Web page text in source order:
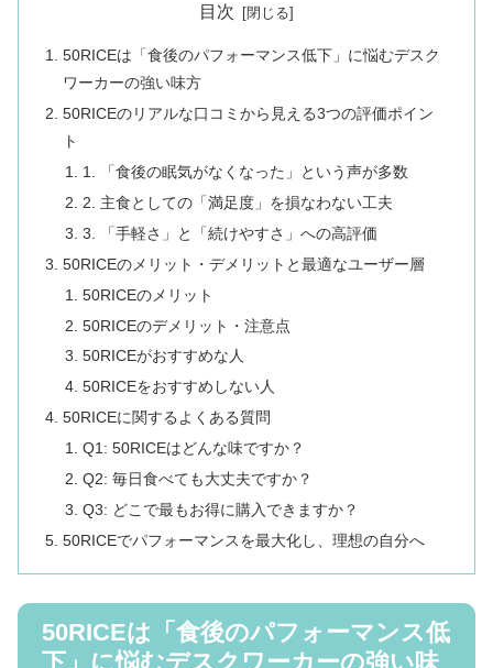
目次
50RICEは「食後のパフォーマンス低下」に悩むデスク
ワーカーの強い味方
50RICEのリアルな口コミから見える3つの評価ポイン
ト
1. 「食後の眠気がなくなった」という声が多数
2. 主食としての「満足度」を損なわない工夫
3. 「手軽さ」と「続けやすさ」への高評価
50RICEのメリット・デメリットと最適なユーザー層
50RICEのメリット
50RICEのデメリット・注意点
50RICEがおすすめな人
50RICEをおすすめしない人
50RICEに関するよくある質問
Q1: 50RICEはどんな味ですか？
Q2: 毎日食べても大丈夫ですか？
Q3: どこで最もお得に購入できますか？
50RICEでパフォーマンスを最大化し、理想の自分へ
50RICEは「食後のパフォーマンス低
下」に悩むデスクワーカーの強い味